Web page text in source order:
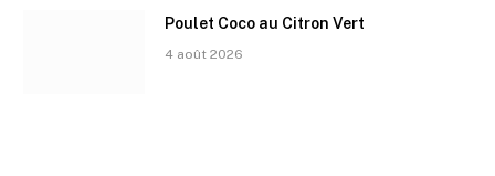
Poulet Coco au Citron Vert
4 août 2026